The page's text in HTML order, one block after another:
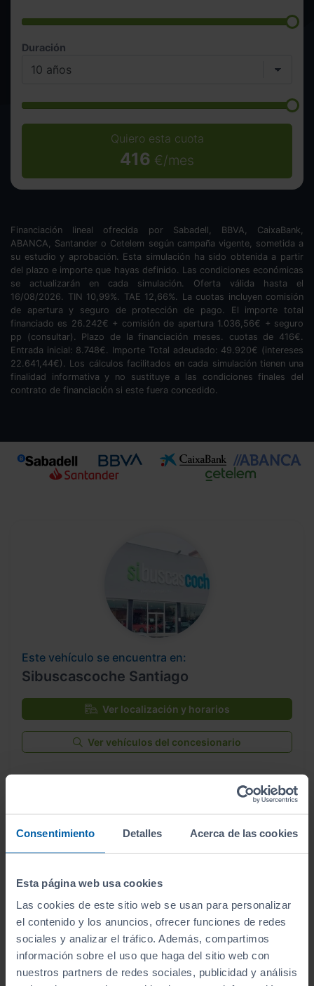
Consentimiento Detalles Acerca de las cookies
Esta página web usa cookies
Las cookies de este sitio web se usan para personalizar
el contenido y los anuncios, ofrecer funciones de redes
sociales y analizar el tráfico. Además, compartimos
información sobre el uso que haga del sitio web con
nuestros partners de redes sociales, publicidad y análisis
Duración
Quiero esta cuota
416 €/mes
Financiación lineal ofrecida por Sabadell, BBVA, CaixaBank,
ABANCA, Santander o Cetelem según campaña vigente, sometida a
su estudio y aprobación. Esta simulación ha sido obtenida a partir
del plazo e importe que hayas definido. Las condiciones económicas
se actualizarán en cada simulación. Oferta válida hasta el
16/08/2026. TIN 10,99%. TAE 12,66%. La cuotas incluyen comisión
de apertura y seguro de protección de pago. El importe total
financiado es 26.242€ + comisión de apertura 1.036,56€ + seguro
pp (consultar). Plazo de la financiación meses. cuotas de 416€.
Entrada inicial: 8.748€. Importe Total adeudado: 49.920€ (intereses
22.641,44€). Los cálculos facilitados en cada simulación tienen una
finalidad informativa y no sustituye a las condiciones finales del
contrato de financiación si este fuera concedido.
Este vehículo se encuentra en:
Sibuscascoche Santiago
Ver localización y horarios
Ver vehículos del concesionario
¿Estás lejos o no puedes desplazarte?
instalaciones (
Ver instalaciones)
punto de la península. Consulta a nuestros
comerciales.